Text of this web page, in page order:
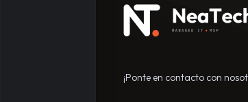
¡Ponte en contacto con